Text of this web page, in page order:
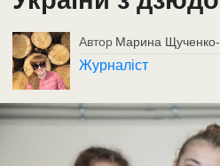
Автор Марина Щученко-
Журналіст